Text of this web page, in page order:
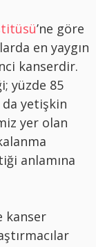
’ne göre
en yaygın
kanserdir.
yüzde 85
da yetişkin
yer olan
anlamına
kanser